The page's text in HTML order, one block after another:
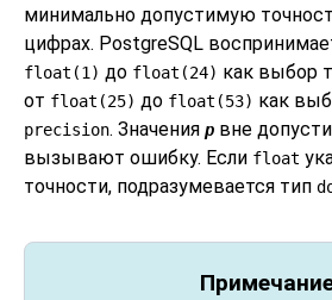
минимально допустимую
цифрах. PostgreSQL
float(1) до float(24) как выбор
от float(25) до float(53) как
precision. Значения p вне
вызывают ошибку. Если float
точности, подразумевается тип